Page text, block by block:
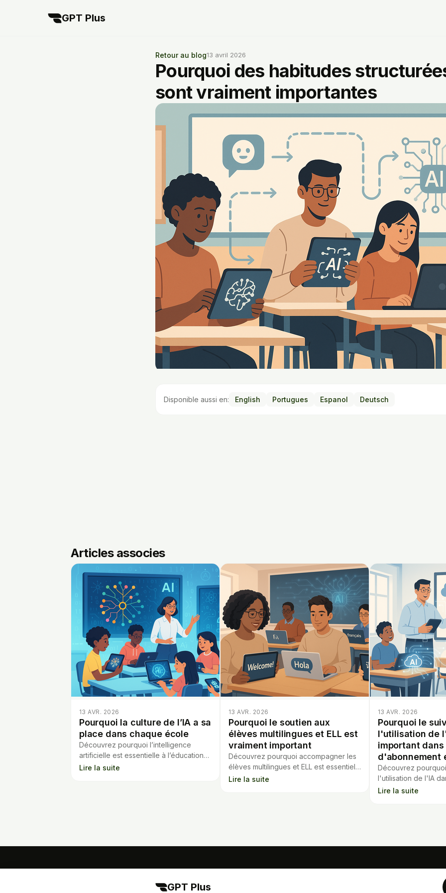
GPT Plus
Retour au blog13 avril 2026
Pourquoi des habitudes
sont vraiment importantes
Disponible aussi en: English Portugues Espanol Deutsch
Articles associes
13 AVR. 2026
Pourquoi la culture de l’IA a sa
place dans chaque école
Découvrez pourquoi l’intelligence
artificielle est essentielle à l’éducation
et comment elle prépare les élèves au
Lire la suite
13 AVR. 2026
Pourquoi le soutien aux
élèves multilingues et ELL est
vraiment important
Découvrez pourquoi accompagner les
élèves multilingues et ELL est essentiel
pour leur réussite et l’inclusion dans
Lire la suite
13 AVR. 2026
Pourquoi le
l'utilisation de
important
d'abonnement
Découvrez
l'utilisation de l'IA
éducatifs est
Lire la suite
Calculateur
GPT Plus